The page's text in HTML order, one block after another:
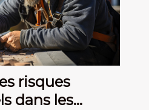
risques
dans les